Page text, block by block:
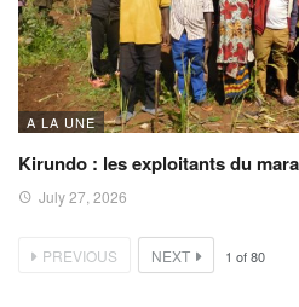
A LA UNE
Kirundo : les exploitants du
July 27, 2026
PREVIOUS NEXT 1 of80